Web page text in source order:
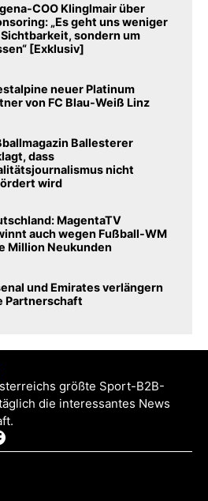
COO Klinglmair über
„Es geht uns weniger
sondern um
[Exklusiv]
neuer Platinum
von FC Blau-Weiß Linz
Ballesterer
dass
nicht
wird
MagentaTV
auch wegen Fußball-WM
Million Neukunden
und Emirates verlängern
Partnerschaft
größte Sport-B2B-
die interessantes News